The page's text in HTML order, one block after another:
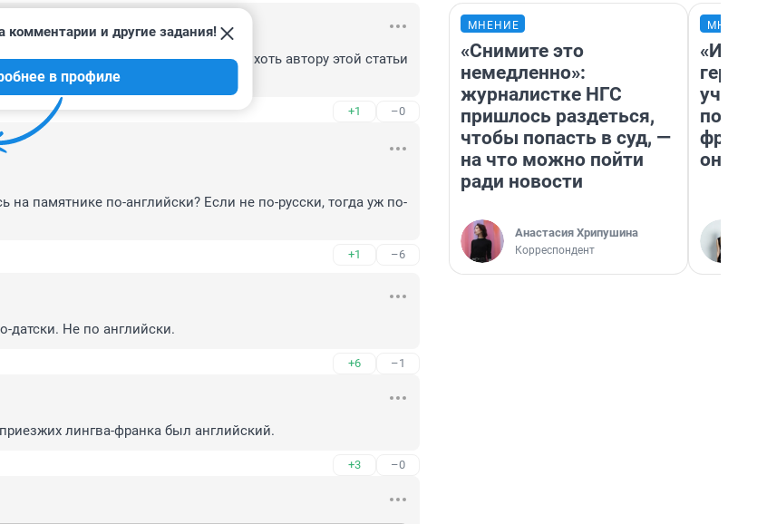
экстрасенсы? Взяли бы и сообщили хоть автору этой статьи
+1 –0
комментарии и другие задания!
в профиле
на памятнике по-английски? Если не по-русски, тогда уж по-
+1 –6
датски. Не по английски.
+6 –1
лингва-франка был английский.
+3 –0
МНЕНИЕ
«Снимите это
немедленно»:
журналистке НГС
пришлось раздеться,
чтобы попасть в суд, —
на что можно пойти
ради новости
Анастасия Хрипушина
Корреспондент
учит
она